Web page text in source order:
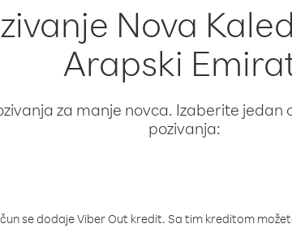
Nova
Arapski
za manje novca. Izaberite
pozivanja:
se dodaje Viber Out kredit. Sa tim kreditom